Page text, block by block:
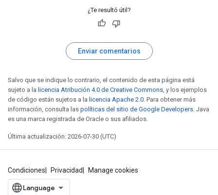
¿Te resultó útil?
Enviar comentarios
Salvo que se indique lo contrario, el contenido de esta página está
sujeto a la licencia Atribución 4.0 de Creative Commons, y los ejemplos
de código están sujetos a la licencia Apache 2.0. Para obtener más
información, consulta las políticas del sitio de Google Developers. Java
es una marca registrada de Oracle o sus afiliados.
Última actualización: 2026-07-30 (UTC)
Condiciones Privacidad Manage cookies